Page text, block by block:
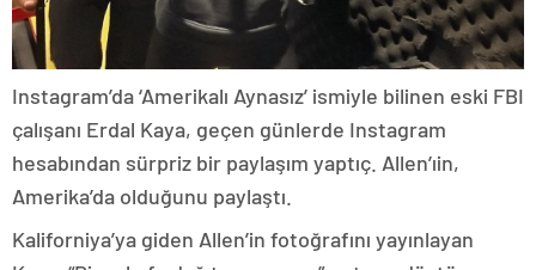
Instagram’da ‘Amerikalı Aynasız’ ismiyle bilinen eski FBI
çalışanı Erdal Kaya, geçen günlerde Instagram
hesabından sürpriz bir paylaşım yaptıç. Allen’ıin,
Amerika’da olduğunu paylaştı.
Kaliforniya’ya giden Allen’in fotoğrafını yayınlayan